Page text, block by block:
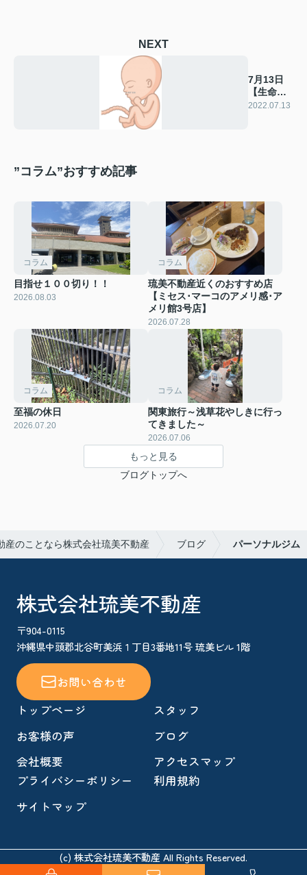
NEXT
7月13日
【生命尊
重の日】
2022.07.13
”コラム”おすすめ記事
コラム
目指せ１００切り！！
2026.08.03
コラム
琉美不動産近くのおすすめ店
【ミセス･マーコのアメリ感･ア
メリ館3号店】
2026.07.28
コラム
至福の休日
2026.07.20
コラム
関東旅行～浅草花やしきに行っ
てきました～
2026.07.06
もっと見る
ブログトップへ
産のことなら株式会社琉美不動産 ブログ パーソナルジム
株式会社琉美不動産
〒904-0115
沖縄県中頭郡北谷町美浜１丁目3番地11号 琉美ビル 1階
お問い合わせ
トップページ
スタッフ
お客様の声
ブログ
会社概要
アクセスマップ
プライバシーポリシー
利用規約
サイトマップ
(c) 株式会社琉美不動産 All Rights Reserved.